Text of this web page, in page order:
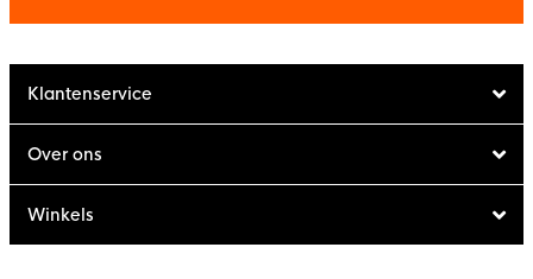
Klantenservice
Over ons
Winkels